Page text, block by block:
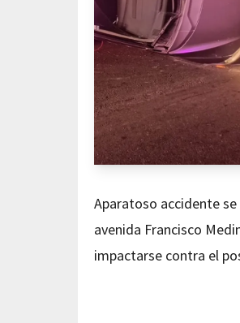
Aparatoso accidente
avenida Francisco
impactarse contra el